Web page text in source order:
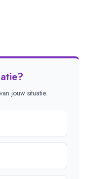
jouw situatie.